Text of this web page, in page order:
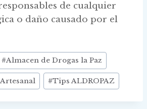
de cualquier
o daño causado por el
#Almacen de Drogas la Paz
#Tips ALDROPAZ